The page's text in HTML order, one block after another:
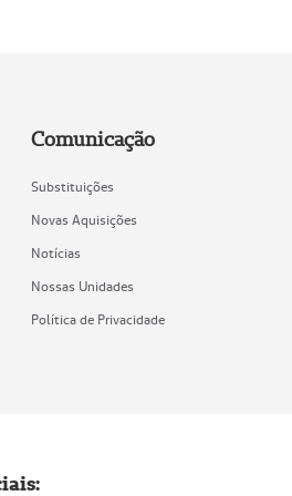
Comunicação
Substituições
Novas Aquisições
Notícias
Nossas Unidades
Política de Privacidade